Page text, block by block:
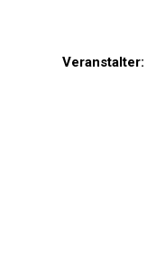
Veranstalter: